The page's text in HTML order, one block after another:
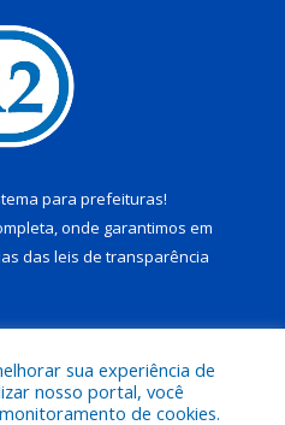
para prefeituras!
onde garantimos em
das leis de transparência
sua experiência de
nosso portal, você
de cookies.